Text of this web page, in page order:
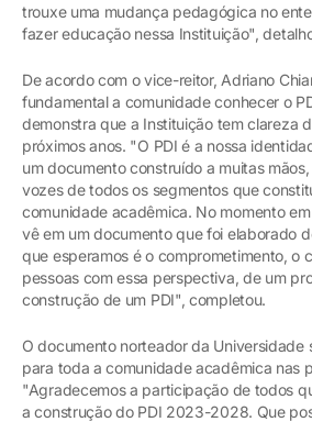
trouxe uma mudança pedagógica no
fazer educação nessa Instituição",
De acordo com o vice-reitor, Adriano
fundamental a comunidade conhecer o
demonstra que a Instituição tem clareza
próximos anos. "O PDI é a nossa
um documento construído a muitas
vozes de todos os segmentos que
comunidade acadêmica. No momento
vê em um documento que foi elaborado
que esperamos é o comprometimento, o
pessoas com essa perspectiva, de um
construção de um PDI", completou.
O documento norteador da Universidade
para toda a comunidade acadêmica nas
"Agradecemos a participação de todos
a construção do PDI 2023-2028. Que